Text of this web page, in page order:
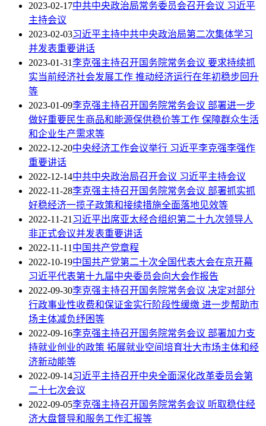
2023-02-17中共中央政治局常务委员会召开会议 习近平
主持会议
2023-02-03习近平主持中共中央政治局第二次集体学习
并发表重要讲话
2023-01-31李克强主持召开国务院常务会议 要求持续抓
实当前经济社会发展工作 推动经济运行在年初稳步回升
等
2023-01-09李克强主持召开国务院常务会议 部署进一步
做好重要民生商品和能源保供稳价等工作 保障群众生活
和企业生产需求等
2022-12-20中央经济工作会议举行 习近平李克强李强作
重要讲话
2022-12-14中共中央政治局召开会议 习近平主持会议
2022-11-28李克强主持召开国务院常务会议 部署抓实抓
好稳经济一揽子政策和接续措施全面落地见效等
2022-11-21习近平出席亚太经合组织第二十九次领导人
非正式会议并发表重要讲话
2022-11-11中国共产党章程
2022-10-19中国共产党第二十次全国代表大会在京开幕
习近平代表第十九届中央委员会向大会作报告
2022-09-30李克强主持召开国务院常务会议 决定对部分
行政事业性收费和保证金实行阶段性缓缴 进一步帮助市
场主体减负纾困等
2022-09-16李克强主持召开国务院常务会议 部署加力支
持就业创业的政策 拓展就业空间培育壮大市场主体和经
济新动能等
2022-09-14习近平主持召开中央全面深化改革委员会第
二十七次会议
2022-09-05李克强主持召开国务院常务会议 听取稳住经
济大盘督导和服务工作汇报等